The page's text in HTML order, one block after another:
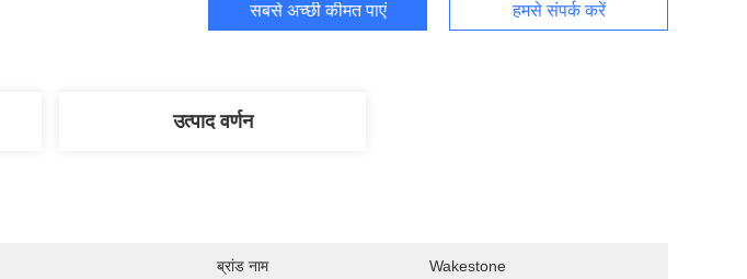
सबसे अच्छी कीमत पाएं हमसे संपर्क करें
उत्पाद वर्णन
ब्रांड नाम Wakestone